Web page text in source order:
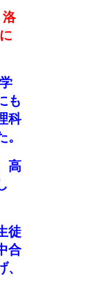
洛
も
科
高
徒
合